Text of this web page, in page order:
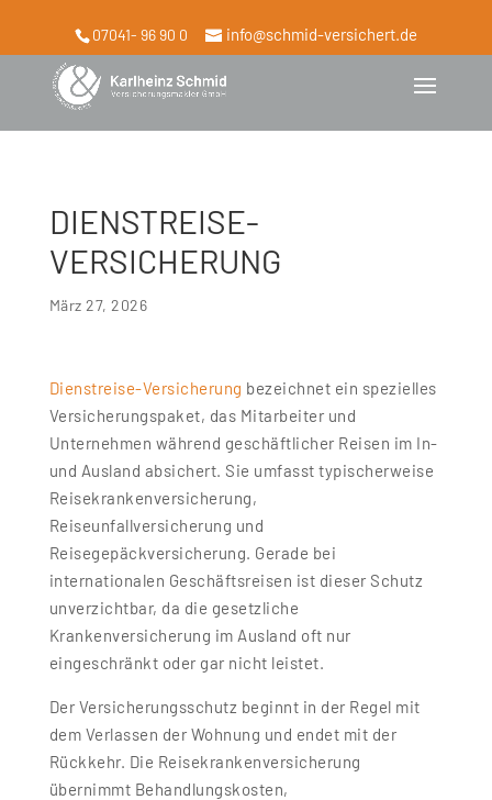
07041- 96 90 0 info@schmid-versichert.de
DIENSTREISE-
VERSICHERUNG
März 27, 2026
Dienstreise-Versicherung bezeichnet ein spezielles
Versicherungspaket, das Mitarbeiter und
Unternehmen während geschäftlicher Reisen im In-
und Ausland absichert. Sie umfasst typischerweise
Reisekrankenversicherung,
Reiseunfallversicherung und
Reisegepäckversicherung. Gerade bei
internationalen Geschäftsreisen ist dieser Schutz
unverzichtbar, da die gesetzliche
Krankenversicherung im Ausland oft nur
eingeschränkt oder gar nicht leistet.
Der Versicherungsschutz beginnt in der Regel mit
dem Verlassen der Wohnung und endet mit der
Rückkehr. Die Reisekrankenversicherung
übernimmt Behandlungskosten,